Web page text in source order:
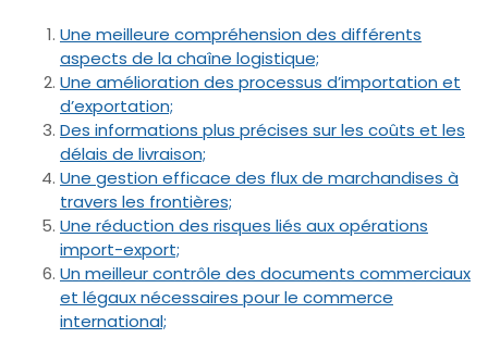
Une meilleure compréhension des différents
aspects de la chaîne logistique;
Une amélioration des processus d’importation et
d’exportation;
Des informations plus précises sur les coûts et les
délais de livraison;
Une gestion efficace des flux de marchandises à
travers les frontières;
Une réduction des risques liés aux opérations
import-export;
Un meilleur contrôle des documents commerciaux
et légaux nécessaires pour le commerce
international;